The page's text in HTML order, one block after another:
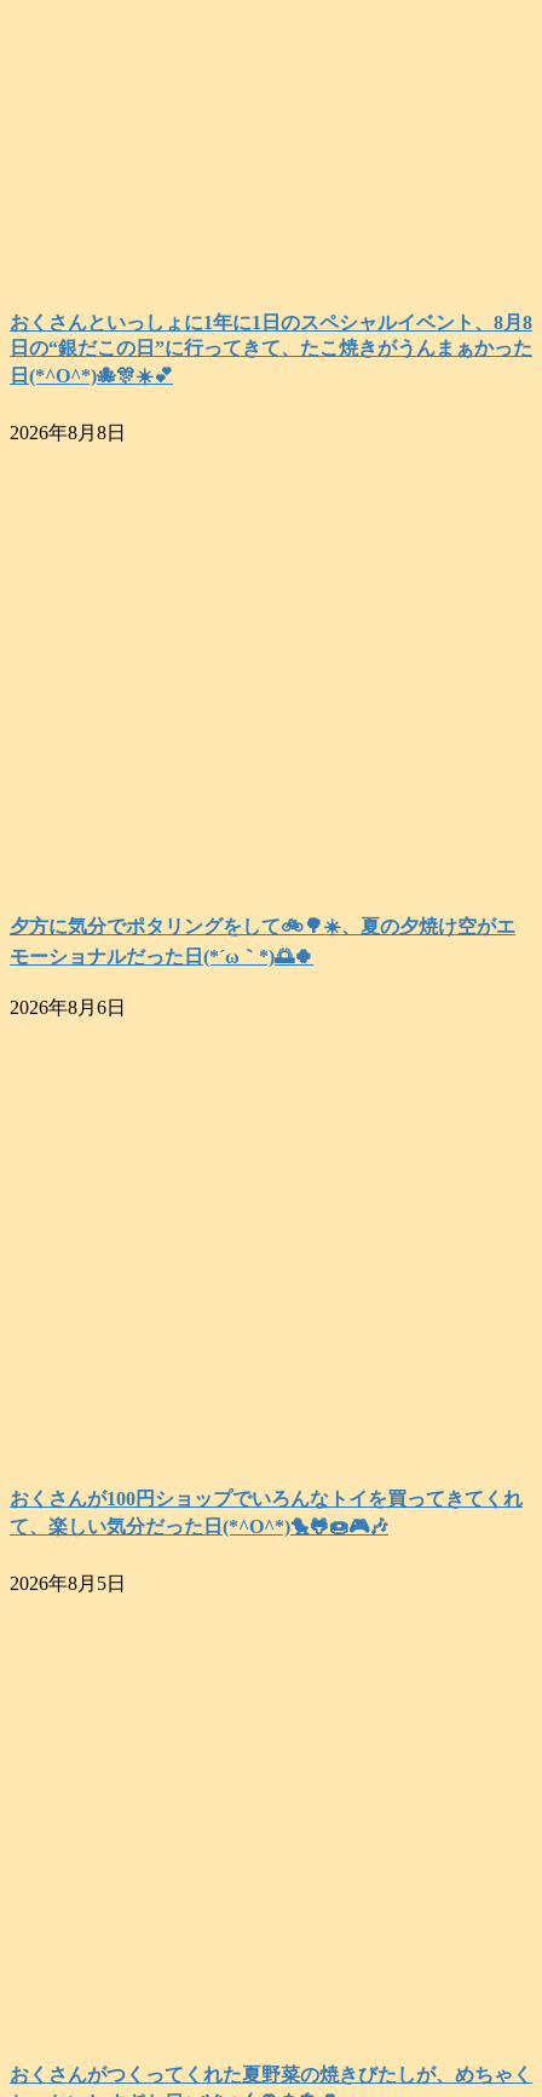
おくさんといっしょに1年に1日のスペシャルイベント、8月8
日の“銀だこの日”に行ってきて、たこ焼きがうんまぁかった
日(*^O^*)🐙🎊☀️💕
2026年8月8日
夕方に気分でポタリングをして🚲️🌳☀️、夏の夕焼け空がエ
モーショナルだった日(⁠*⁠´⁠ω⁠｀⁠*⁠)🌅🍀
2026年8月6日
おくさんが100円ショップでいろんなトイを買ってきてくれ
て、楽しい気分だった日(*^O^*)🐤🐸🍩🎮️🎶
2026年8月5日
おくさんがつくってくれた夏野菜の焼きびたしが、めちゃく